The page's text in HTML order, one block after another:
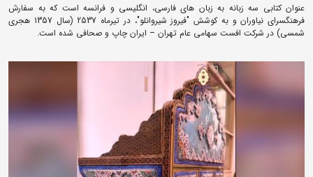
عنوان کتابی سه زبانه به زبان های فارسی، انگلیسی و فرانسه است که به سفارش
فرهنگسرای نیاوران و به کوشش "فیروز شیروانلو"، در تیرماه 2537 (سال 1357 هجری
شمسی) در شرکت افست سهامی عام تهران – ایران چاپ و صحافی شده است.